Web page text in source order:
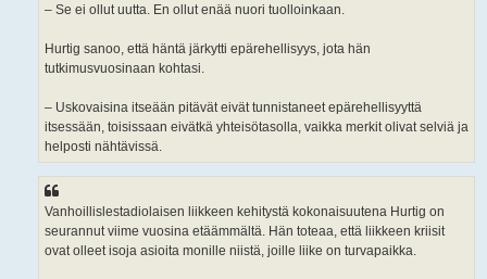
– Se ei ollut uutta. En ollut enää nuori tuolloinkaan.
Hurtig sanoo, että häntä järkytti epärehellisyys, jota hän
tutkimusvuosinaan kohtasi.
– Uskovaisina itseään pitävät eivät tunnistaneet epärehellisyyttä
itsessään, toisissaan eivätkä yhteisötasolla, vaikka merkit olivat selviä ja
helposti nähtävissä.
Vanhoillislestadiolaisen liikkeen kehitystä kokonaisuutena Hurtig on
seurannut viime vuosina etäämmältä. Hän toteaa, että liikkeen kriisit
ovat olleet isoja asioita monille niistä, joille liike on turvapaikka.